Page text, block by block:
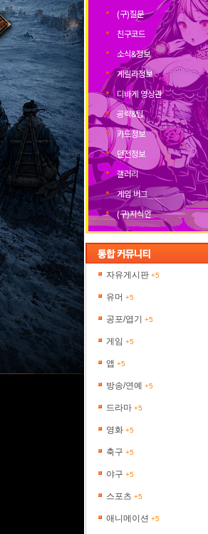
(구)질문
친구코드
소식&정보
게릴라정보
디바게 영상관
공략&팁
카드정보
던전정보
갤러리
게임 버그
(구)지식인
자유게시판 +5
유머 +5
공포/엽기 +5
게임 +5
앱 +5
방송/연예 +5
드라마 +5
영화 +5
축구 +5
야구 +5
스포츠 +5
애니메이션 +5